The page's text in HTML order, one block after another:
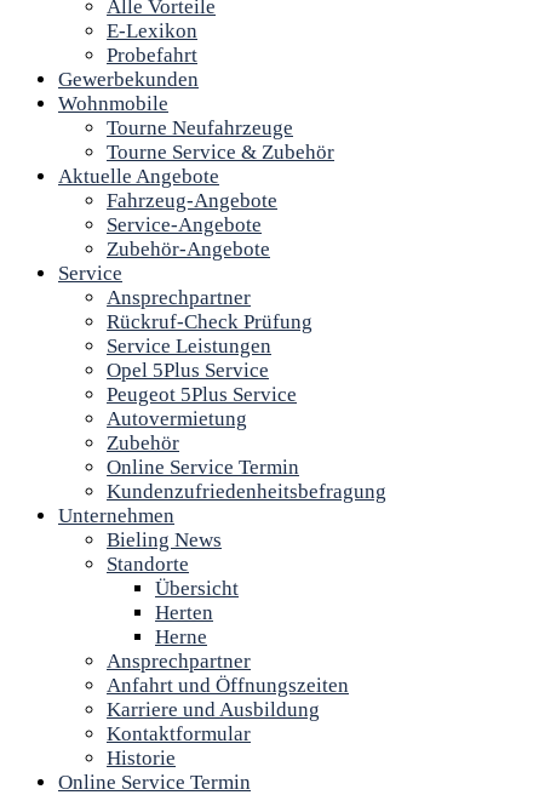
Alle Vorteile
E-Lexikon
Probefahrt
Gewerbekunden
Wohnmobile
Tourne Neufahrzeuge
Tourne Service & Zubehör
Aktuelle Angebote
Fahrzeug-Angebote
Service-Angebote
Zubehör-Angebote
Service
Ansprechpartner
Rückruf-Check Prüfung
Service Leistungen
Opel 5Plus Service
Peugeot 5Plus Service
Autovermietung
Zubehör
Online Service Termin
Kundenzufriedenheitsbefragung
Unternehmen
Bieling News
Standorte
Übersicht
Herten
Herne
Ansprechpartner
Anfahrt und Öffnungszeiten
Karriere und Ausbildung
Kontaktformular
Historie
Online Service Termin